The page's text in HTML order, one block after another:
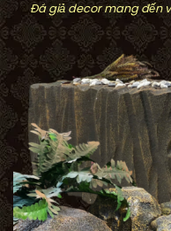
Đá giả decor mang đến